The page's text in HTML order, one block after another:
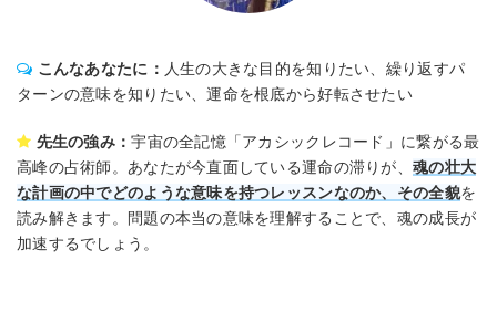
こんなあなたに： 人生の大きな目的を知りたい、繰り返すパ
ターンの意味を知りたい、運命を根底から好転させたい
先生の強み：宇宙の全記憶「アカシックレコード」に繋がる最
高峰の占術師。あなたが今直面している運命の滞りが、 魂の壮大
な計画の中でどのような意味を持つレッスンなのか、その全貌を
読み解きます。問題の本当の意味を理解することで、魂の成長が
加速するでしょう。